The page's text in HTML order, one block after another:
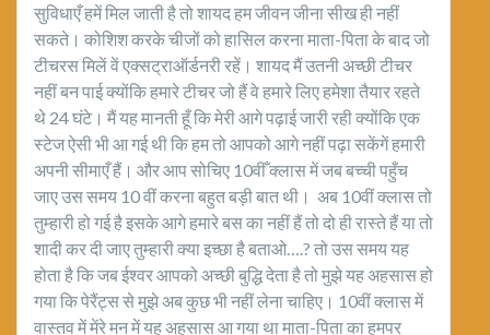
सुविधाएँ हमें मिल जाती है तो शायद हम जीवन जीना सीख ही नहीं
सकते। कोशिश करके चीजों को हासिल करना माता-पिता के बाद जो
टीचरस मिलें वें एक्सट्राऑर्डनरी रहें। शायद मैं उतनी अच्छी टीचर
नहीं बन पाई क्योंकि हमारे टीचर जो हैं वे हमारे लिए हमेशा तैयार रहते
थे 24 घंटे। मैं यह मानती हूँ कि मेरी आगे पढ़ाई जारी रही क्योंकि एक
स्टेज ऐसी भी आ गई थी कि हम तो आपको आगे नहीं पढ़ा सकेंगें हमारी
अपनी सीमाएँ हैं। और आप सोचिए 10वीँ क्लास में जब बच्ची पहुँच
जाए उस समय 10 वीं करना बहुत बड़ी बात थी। अब 10वीं क्लास तो
तुम्हारी हो गई है इसके आगे हमारे बस का नहीं हैं तो दो ही रास्ते हैं या तो
शादी कर दी जाए तुम्हारी क्या इच्छा है बताओ….? तो उस समय यह
होता है कि जब ईश्वर आपको अच्छी बुद्धि देता है तो मुझे यह अहसास हो
गया कि पेरैंट्स से मुझे अब कुछ भी नहीं लेना चाहिए। 10वीं क्लास में
वास्तव में मेंरे मन में यह अहसास आ गया था माता-पिता का हमपर